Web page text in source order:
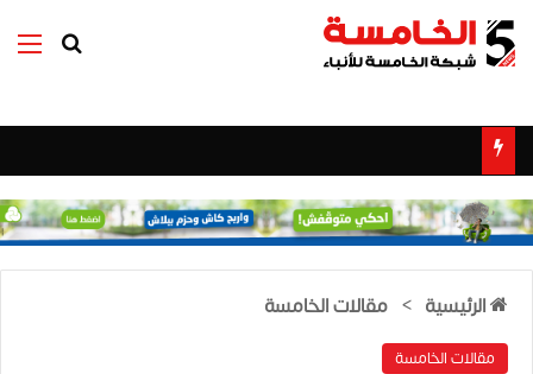
بحث عن
الرئيسية > مقالات الخامسة
مقالات الخامسة